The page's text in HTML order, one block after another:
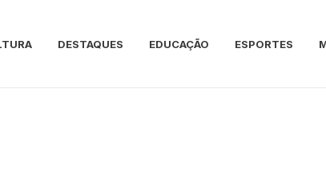
DESTAQUES EDUCAÇÃO ESPORTES